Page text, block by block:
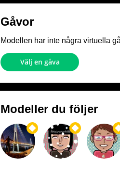
Gåvor
Modellen har inte några virtuella
Välj en gåva
Modeller du följer